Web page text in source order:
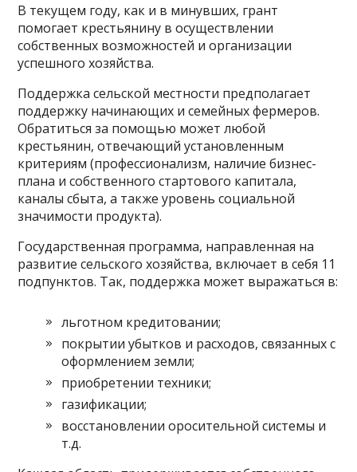
В текущем году, как и в минувших, грант
помогает крестьянину в осуществлении
собственных возможностей и организации
успешного хозяйства.
Поддержка сельской местности предполагает
поддержку начинающих и семейных фермеров.
Обратиться за помощью может любой
крестьянин, отвечающий установленным
критериям (профессионализм, наличие бизнес-
плана и собственного стартового капитала,
каналы сбыта, а также уровень социальной
значимости продукта).
Государственная программа, направленная на
развитие сельского хозяйства, включает в себя 11
подпунктов. Так, поддержка может выражаться в:
льготном кредитовании;
покрытии убытков и расходов, связанных с
оформлением земли;
приобретении техники;
газификации;
восстановлении оросительной системы и
т.д.